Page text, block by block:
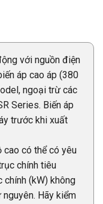
với nguồn điện
áp cao áp (380
ngoại trừ các
Series. Biến áp
trước khi xuất
cao có thể có yêu
chính tiêu
chính (kW) không
Hãy kiểm